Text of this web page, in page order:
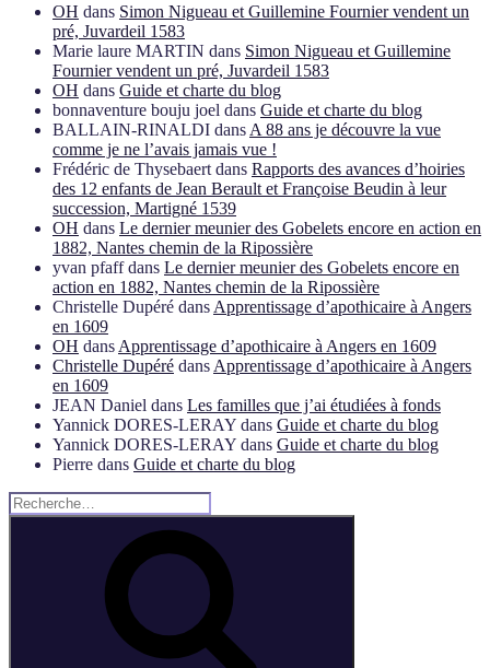
OH dans Simon Nigueau et Guillemine Fournier vendent un
pré, Juvardeil 1583
Marie laure MARTIN dans Simon Nigueau et Guillemine
Fournier vendent un pré, Juvardeil 1583
OH dans Guide et charte du blog
bonnaventure bouju joel dans Guide et charte du blog
BALLAIN-RINALDI dans A 88 ans je découvre la vue
comme je ne l’avais jamais vue !
Frédéric de Thysebaert dans Rapports des avances d’hoiries
des 12 enfants de Jean Berault et Françoise Beudin à leur
succession, Martigné 1539
OH dans Le dernier meunier des Gobelets encore en action en
1882, Nantes chemin de la Ripossière
yvan pfaffdans Le dernier meunier des Gobelets encore en
action en 1882, Nantes chemin de la Ripossière
Christelle Dupéré dans Apprentissage d’apothicaire à Angers
en 1609
OH dans Apprentissage d’apothicaire à Angers en 1609
Christelle Dupéré dans Apprentissage d’apothicaire à Angers
en 1609
JEAN Daniel dans Les familles que j’ai étudiées à fonds
Yannick DORES-LERAY dans Guide et charte du blog
Yannick DORES-LERAY dans Guide et charte du blog
Pierre dans Guide et charte du blog
Recherche
pour